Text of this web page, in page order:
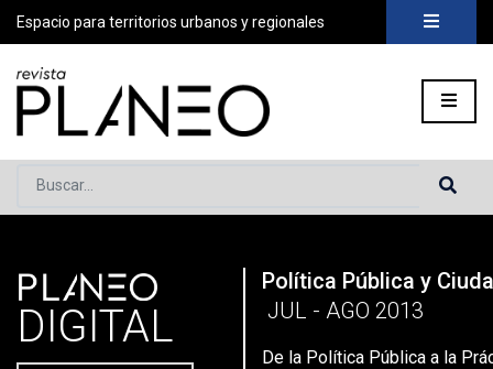
Espacio para territorios urbanos y regionales
Buscar...
Portada» Planeo Hoy Planeo Digital»PLANEO 11 |
PLANEO
DIGITAL
Política Pública y
JUL - AGO 2013
De la Política Pública a la